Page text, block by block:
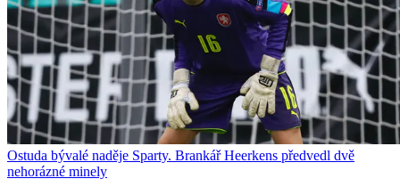
Ostuda bývalé naděje Sparty. Brankář Heerkens předvedl dvě
nehorázné minely